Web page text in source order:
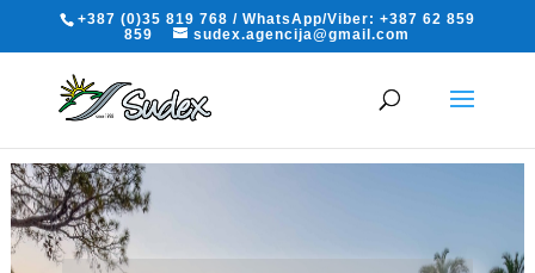
+387 (0)35 819 768 / WhatsApp/Viber: +387 62 859
859
sudex.agencija@gmail.com